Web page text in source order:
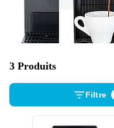
Machine a cafe
capsule
3 Produits
Filtre